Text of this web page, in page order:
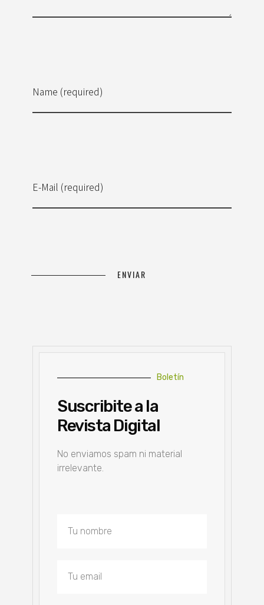
Name (required)
E-Mail (required)
Boletín
Suscribite a la
Revista Digital
No enviamos spam ni material
irrelevante.